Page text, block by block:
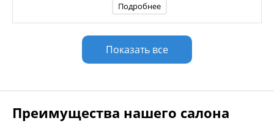
Подробнее
Показать все
Преимущества нашего салона